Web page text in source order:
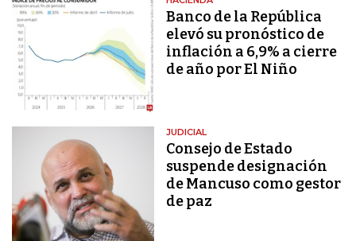
Banco de la República
elevó su pronóstico de
inflación a 6,9% a cierre
de año por El Niño
JUDICIAL
Consejo de Estado
suspende designación
de Mancuso como gestor
de paz